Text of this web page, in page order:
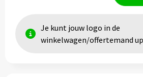
Je kunt jouw logo in de
winkelwagen/offertemand